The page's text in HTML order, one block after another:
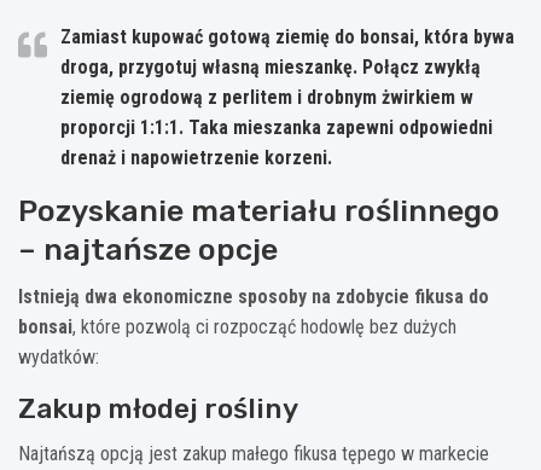
Zamiast kupować gotową ziemię do bonsai, która bywa
droga, przygotuj własną mieszankę. Połącz zwykłą
ziemię ogrodową z perlitem i drobnym żwirkiem w
proporcji 1:1:1. Taka mieszanka zapewni odpowiedni
drenaż i napowietrzenie korzeni.
Pozyskanie materiału roślinnego
– najtańsze opcje
Istnieją dwa ekonomiczne sposoby na zdobycie fikusa do
bonsai, które pozwolą ci rozpocząć hodowlę bez dużych
wydatków:
Zakup młodej rośliny
Najtańszą opcją jest zakup małego fikusa tępego w markecie